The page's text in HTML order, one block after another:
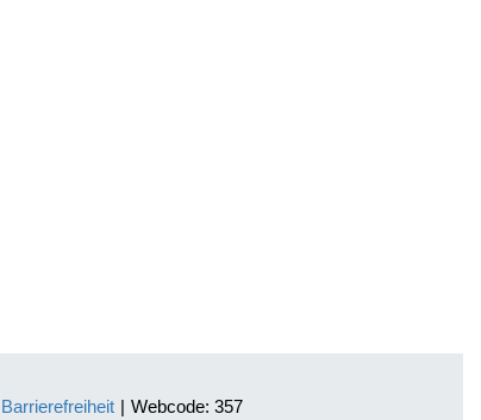
Barrierefreiheit | Webcode: 357